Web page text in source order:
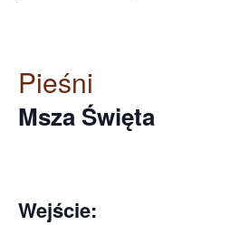
Pieśni
Msza Święta
Wejście: